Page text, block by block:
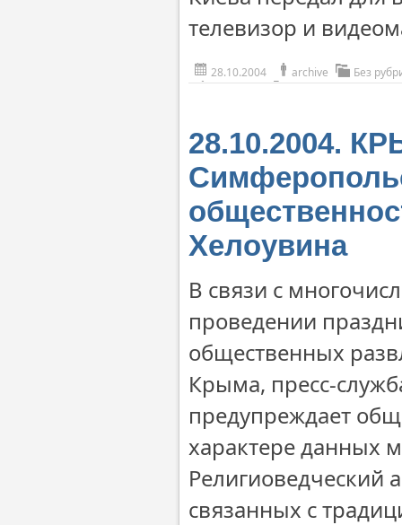
телевизор и
28.10.2004 archive Без
28.10.2004.
Хелоувина
В связи с
проведении
общественных
Крыма, пресс-
предупреждает
характере данных
Религиоведческий
связанных с